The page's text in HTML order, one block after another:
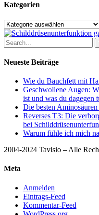
Kategorien
Kategorien
Neueste Beiträge
Wie du Bauchfett mit
Geschwollene Augen:
ist und was du dagegen
Die besten
Reverses T3: Die
bei
Warum fühle ich mich
2004-2024 Tavisio – Alle
Meta
Anmelden
Eintrags-Feed
Kommentar-Feed